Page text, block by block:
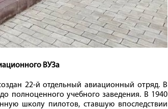
ВУЗа
22-й отдельный авиационный отряд. В
полноценного учебного заведения. В 1940
школу пилотов, ставшую впоследствии